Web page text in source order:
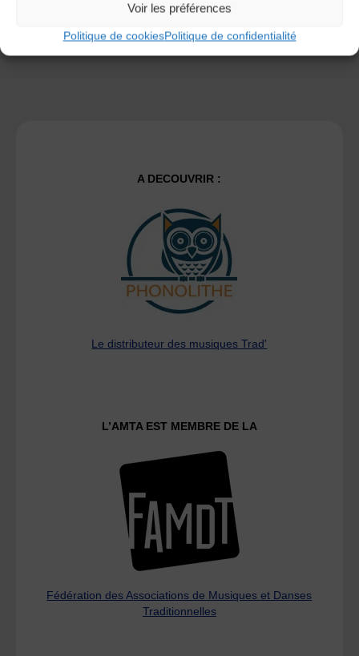
Voir les préférences
Politique de cookiesPolitique de confidentialité
commentaires sont traitées .
A DECOUVRIR :
Le distributeur des musiques Trad'
L’AMTA EST MEMBRE DE LA
Fédération des Associations de Musiques et Danses
Traditionnelles